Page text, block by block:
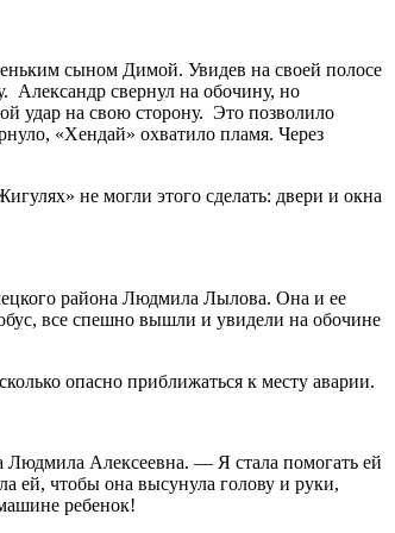
сыном Димой. Увидев на своей полосе
Александр свернул на обочину, но
удар на свою сторону. Это позволило
«Хендай» охватило пламя. Через
не могли этого сделать: двери и окна
района Людмила Лылова. Она и ее
все спешно вышли и увидели на обочине
опасно приближаться к месту аварии.
Людмила Алексеевна. — Я стала помогать ей
ей, чтобы она высунула голову и руки,
ребенок!